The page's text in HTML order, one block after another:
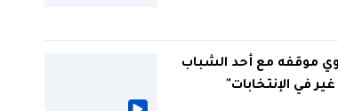
موقفه مع أحد الشباب
في الإنتخابات"